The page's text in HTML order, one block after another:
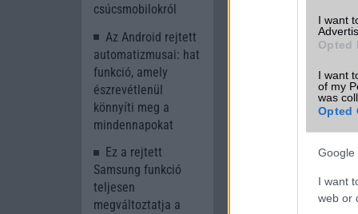
I want
Opted
I want
of my
was
Opted
Google
I want
web or
Új és Használt
Xiaomi
csúcsmobilokról
Az Android rejtett
automatizmusai: hat
funkció, amely
észrevétlenül
könnyíti meg a
mindennapokat
Ez a rejtett
Samsung funkció
teljesen
megváltoztatja a